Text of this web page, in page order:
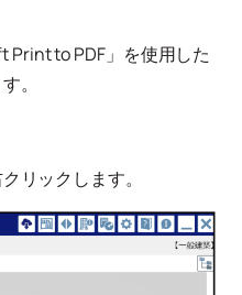
Print to PDF」を使用した
。
リックします。